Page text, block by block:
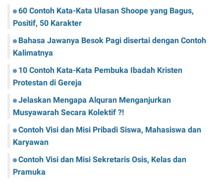
60 Contoh Kata-Kata Ulasan Shoope yang Bagus,
Positif, 50 Karakter
Bahasa Jawanya Besok Pagi disertai dengan Contoh
Kalimatnya
10 Contoh Kata-Kata Pembuka Ibadah Kristen
Protestan di Gereja
Jelaskan Mengapa Alquran Menganjurkan
Musyawarah Secara Kolektif ?!
Contoh Visi dan Misi Pribadi Siswa, Mahasiswa dan
Karyawan
Contoh Visi dan Misi Sekretaris Osis, Kelas dan
Pramuka